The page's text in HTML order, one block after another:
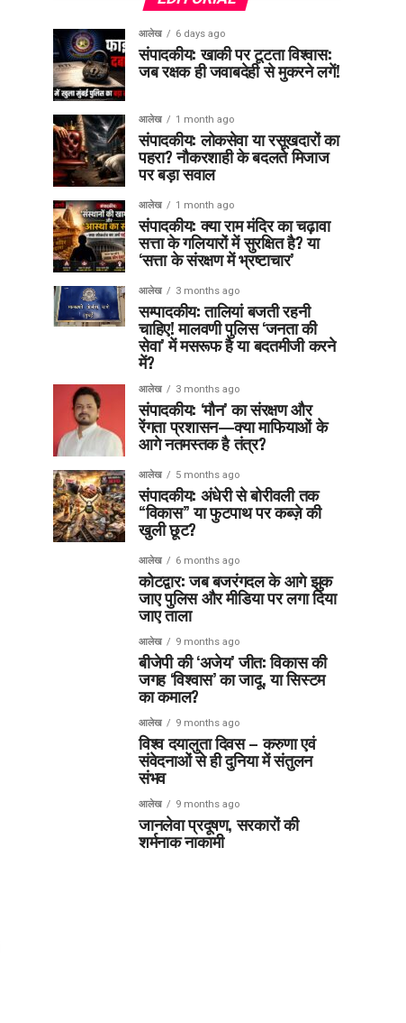
आलेख 6 days ago
संपादकीय: खाकी पर टूटता विश्वास:
जब रक्षक ही जवाबदेही से मुकरने लगें!
आलेख 1 month ago
संपादकीय: लोकसेवा या रसूखदारों का
पहरा? नौकरशाही के बदलते मिजाज
पर बड़ा सवाल
आलेख 1 month ago
संपादकीय: क्या राम मंदिर का चढ़ावा
सत्ता के गलियारों में सुरक्षित है? या
‘सत्ता के संरक्षण में भ्रष्टाचार’
आलेख 3 months ago
सम्पादकीय: तालियां बजती रहनी
चाहिए! मालवणी पुलिस ‘जनता की
सेवा’ में मसरूफ है या बदतमीजी करने
में?
आलेख 3 months ago
संपादकीय: ‘मौन’ का संरक्षण और
रेंगता प्रशासन—क्या माफियाओं के
आगे नतमस्तक है तंत्र?
आलेख 5 months ago
संपादकीय: अंधेरी से बोरीवली तक
“विकास” या फुटपाथ पर कब्ज़े की
खुली छूट?
आलेख 6 months ago
कोटद्वार: जब बजरंगदल के आगे झुक
जाए पुलिस और मीडिया पर लगा दिया
जाए ताला
आलेख 9 months ago
बीजेपी की ‘अजेय’ जीत: विकास की
जगह ‘विश्वास’ का जादू, या सिस्टम
का कमाल?
आलेख 9 months ago
विश्व दयालुता दिवस – करुणा एवं
संवेदनाओं से ही दुनिया में संतुलन
संभव
आलेख 9 months ago
जानलेवा प्रदूषण, सरकारों की
शर्मनाक नाकामी